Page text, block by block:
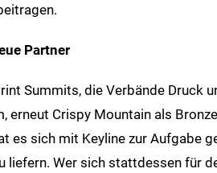
Partner
Summits, die Verbände Druck
erneut Crispy Mountain als
es sich mit Keyline zur Aufgabe
liefern. Wer sich stattdessen für